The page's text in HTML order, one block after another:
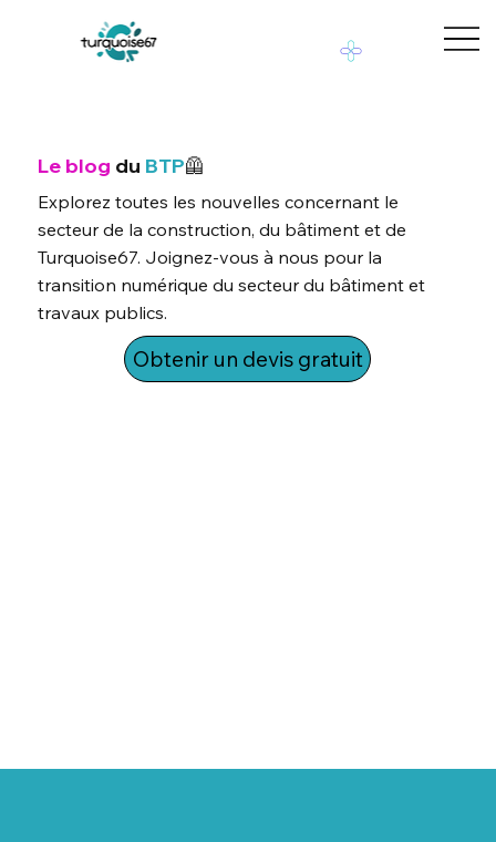
Le blog du BTP🦺
Explorez toutes les nouvelles concernant le
secteur de la construction, du bâtiment et de
Turquoise67. Joignez-vous à nous pour la
transition numérique du secteur du bâtiment et
travaux publics.
Obtenir un devis gratuit